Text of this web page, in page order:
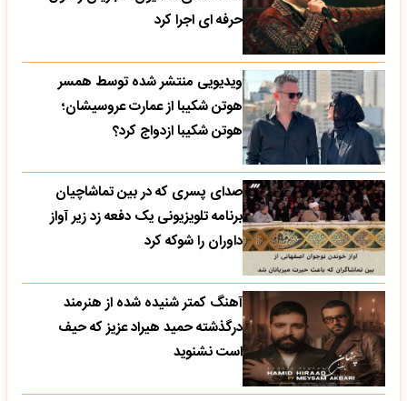
حرفه ای اجرا کرد
ویدیویی منتشر شده توسط همسر
هوتن شکیبا از عمارت عروسیشان؛
هوتن شکیبا ازدواج کرد؟
صدای پسری که در بین تماشاچیان
برنامه تلویزیونی یک دفعه زد زیر آواز
داوران را شوکه کرد
آهنگ کمتر شنیده شده از هنرمند
درگذشته حمید هیراد عزیز که حیف
است نشنوید